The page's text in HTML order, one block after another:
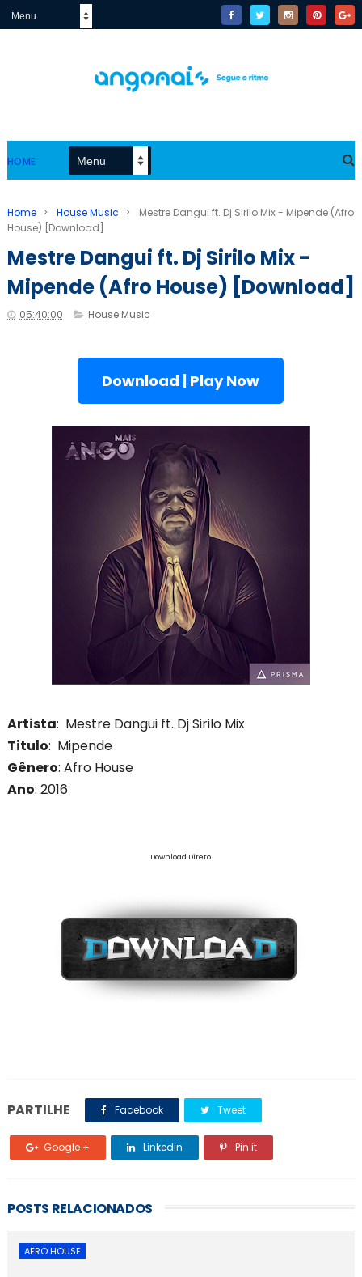
HOME
Home > House Music >
Mestre Dangui ft. Dj Sirilo Mix - Mipende (Afro
House) [Download]
Mestre Dangui ft. Dj Sirilo Mix -
Mipende (Afro House) [Download]
05:40:00 House Music
Download | Play Now
Artista: Mestre Dangui ft. Dj Sirilo Mix
Titulo: Mipende
Gênero: Afro House
Ano: 2016
Download Direto
PARTILHE Facebook Tweet
Google + Linkedin Pin it
POSTS RELACIONADOS
AFRO HOUSE